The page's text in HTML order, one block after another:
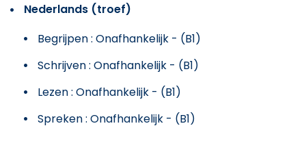
Nederlands (troef)
Begrijpen : Onafhankelijk - (B1)
Schrijven : Onafhankelijk - (B1)
Lezen : Onafhankelijk - (B1)
Spreken : Onafhankelijk - (B1)